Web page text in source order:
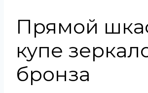
Прямой
купе
бронза